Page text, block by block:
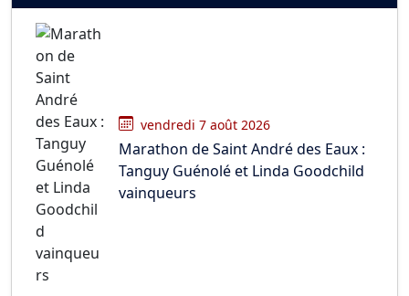
vendredi 7 août 2026
Marathon de Saint André des Eaux :
Tanguy Guénolé et Linda Goodchild
vainqueurs